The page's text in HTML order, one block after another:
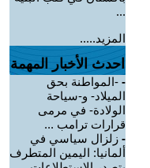
...
المزيد.....
احدث الأخبار المهمة
- -المواطنة بحق
الميلاد- و-سياحة
الولادة- في مرمى
قرارات ترامب ...
- زلزال سياسي في
ألمانيا: اليمين المتطرف